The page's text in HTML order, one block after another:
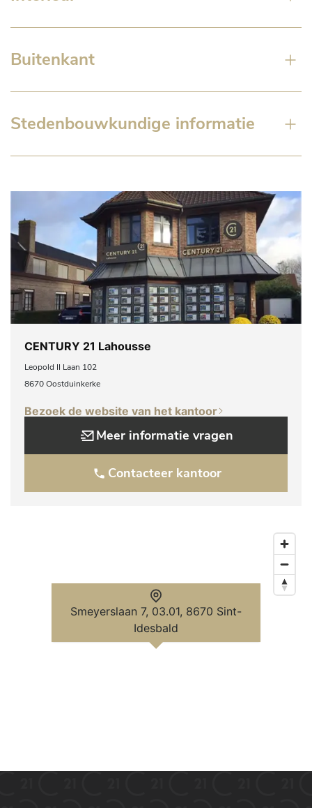
Buitenkant
Stedenbouwkundige informatie
CENTURY 21 Lahousse
Leopold II Laan 102
8670 Oostduinkerke
Bezoek de website van het kantoor
Meer informatie vragen
Contacteer kantoor
Smeyerslaan 7, 03.01, 8670 Sint-
Idesbald